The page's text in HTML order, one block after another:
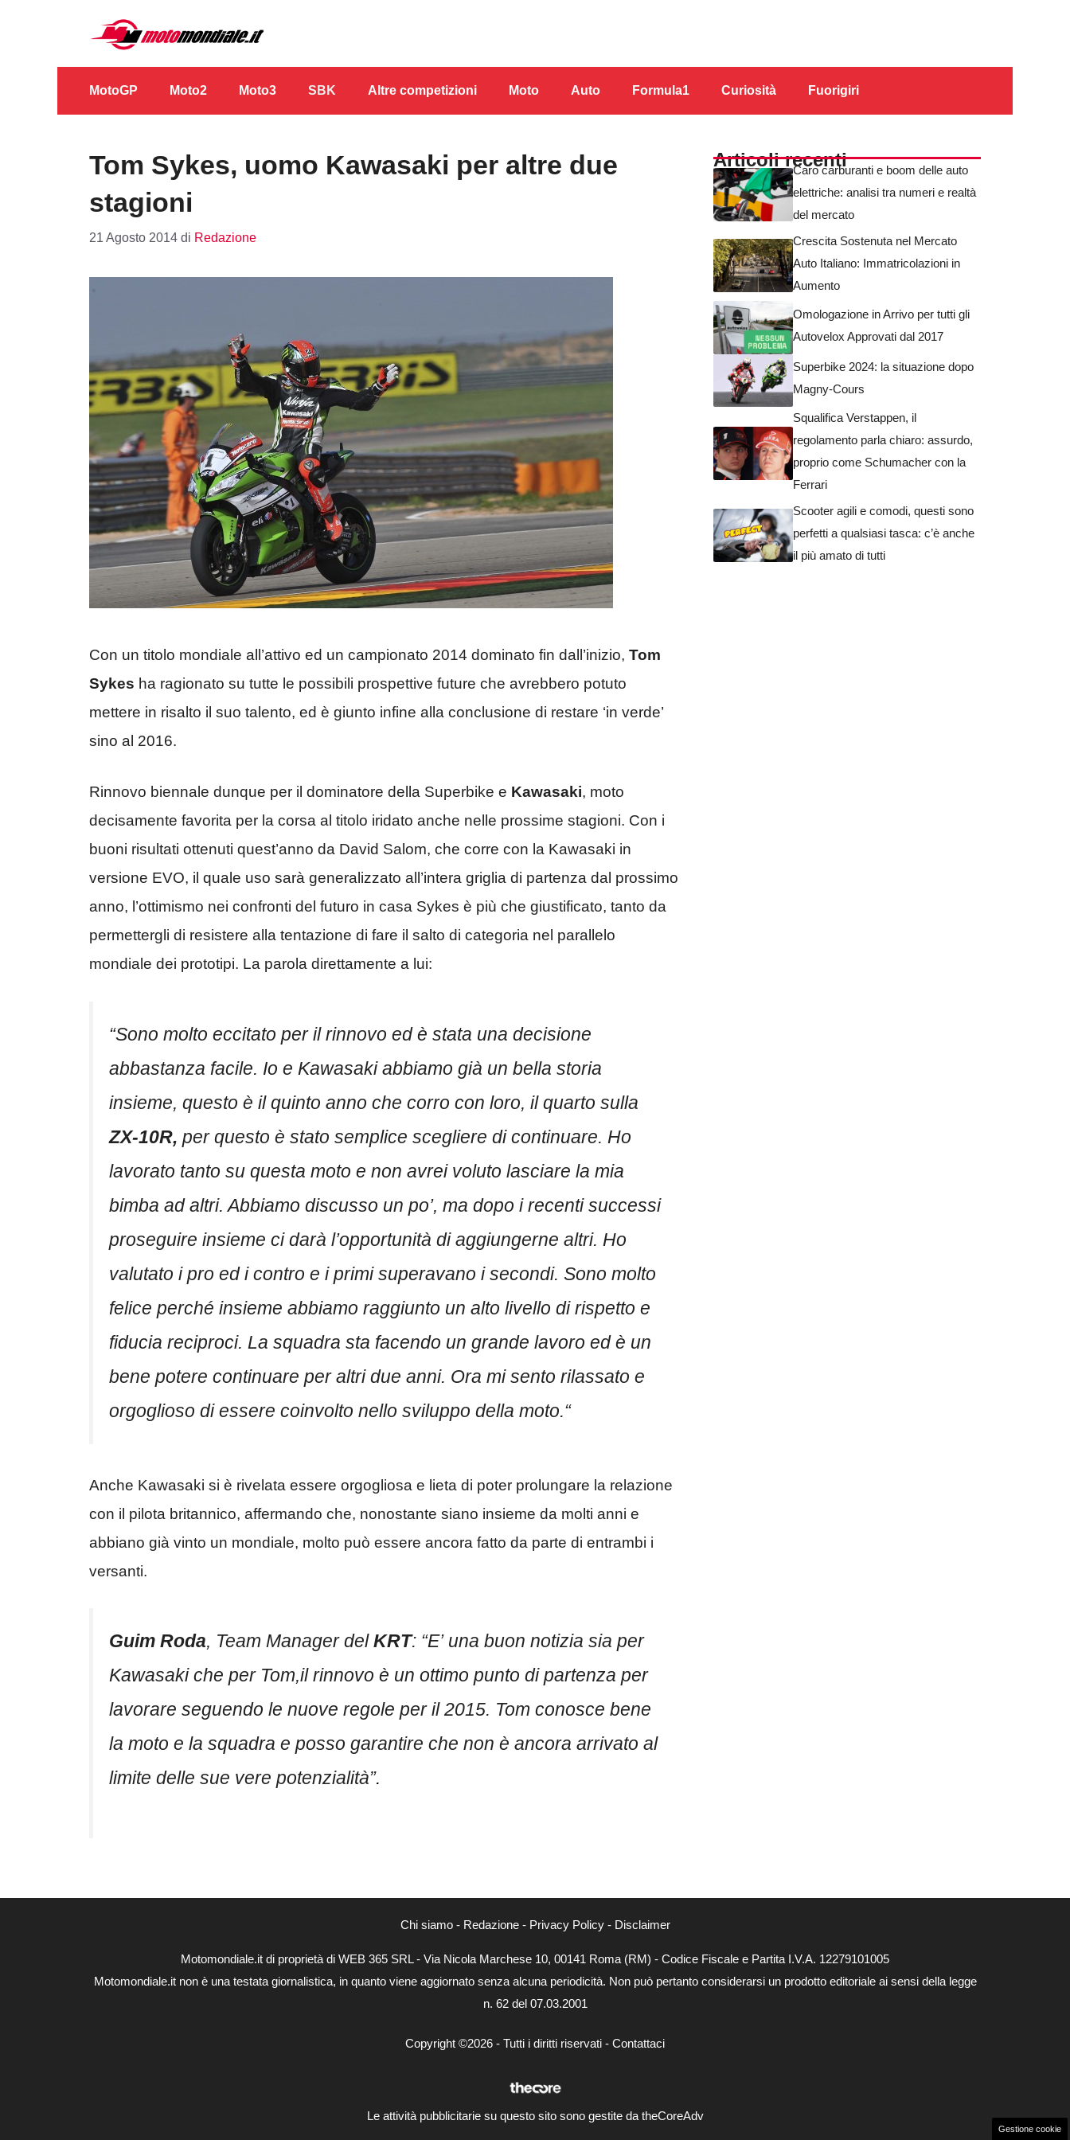
contenuto
MotoGP Moto2 Moto3 SBK Altre competizioni Moto Auto Formula1 Curiosità Fuorigiri
Tom Sykes, uomo Kawasaki per altre due
stagioni
21 Agosto 2014 di Redazione
Con un titolo mondiale all’attivo ed un campionato 2014 dominato fin dall’inizio, Tom
Sykes ha ragionato su tutte le possibili prospettive future che avrebbero potuto
mettere in risalto il suo talento, ed è giunto infine alla conclusione di restare ‘in verde’
sino al 2016.
Rinnovo biennale dunque per il dominatore della Superbike e Kawasaki, moto
decisamente favorita per la corsa al titolo iridato anche nelle prossime stagioni. Con i
buoni risultati ottenuti quest’anno da David Salom, che corre con la Kawasaki in
versione EVO, il quale uso sarà generalizzato all’intera griglia di partenza dal prossimo
anno, l’ottimismo nei confronti del futuro in casa Sykes è più che giustificato, tanto da
permettergli di resistere alla tentazione di fare il salto di categoria nel parallelo
mondiale dei prototipi. La parola direttamente a lui:
“Sono molto eccitato per il rinnovo ed è stata una decisione
abbastanza facile. Io e Kawasaki abbiamo già un bella storia
insieme, questo è il quinto anno che corro con loro, il quarto sulla
ZX-10R, per questo è stato semplice scegliere di continuare. Ho
lavorato tanto su questa moto e non avrei voluto lasciare la mia
bimba ad altri. Abbiamo discusso un po’, ma dopo i recenti successi
proseguire insieme ci darà l’opportunità di aggiungerne altri. Ho
valutato i pro ed i contro e i primi superavano i secondi. Sono molto
felice perché insieme abbiamo raggiunto un alto livello di rispetto e
fiducia reciproci. La squadra sta facendo un grande lavoro ed è un
bene potere continuare per altri due anni. Ora mi sento rilassato e
orgoglioso di essere coinvolto nello sviluppo della moto.“
Anche Kawasaki si è rivelata essere orgogliosa e lieta di poter prolungare la relazione
con il pilota britannico, affermando che, nonostante siano insieme da molti anni e
abbiano già vinto un mondiale, molto può essere ancora fatto da parte di entrambi i
versanti.
Guim Roda, Team Manager delKRT: “E’ una buon notizia sia per
Kawasaki che per Tom,il rinnovo è un ottimo punto di partenza per
lavorare seguendo le nuove regole per il 2015. Tom conosce bene
la moto e la squadra e posso garantire che non è ancora arrivato al
limite delle sue vere potenzialità”.
Articoli recentiCaro carburanti e boom delle auto
elettriche: analisi tra numeri e realtà
del mercato
Crescita Sostenuta nel Mercato
Auto Italiano: Immatricolazioni in
Aumento
Omologazione in Arrivo per tutti gli
Autovelox Approvati dal 2017
Superbike 2024: la situazione dopo
Magny-Cours
Squalifica Verstappen, il
regolamento parla chiaro: assurdo,
proprio come Schumacher con la
Ferrari
Scooter agili e comodi, questi sono
perfetti a qualsiasi tasca: c’è anche
il più amato di tutti
Chi siamo- Redazione- Privacy Policy- Disclaimer
Motomondiale.it di proprietà di WEB 365 SRL - Via Nicola Marchese 10, 00141 Roma (RM) - Codice Fiscale e Partita I.V.A. 12279101005
Motomondiale.it non è una testata giornalistica, in quanto viene aggiornato senza alcuna periodicità. Non può pertanto considerarsi un prodotto editoriale ai sensi della legge
n. 62 del 07.03.2001
Copyright ©2026 - Tutti i diritti riservati - Contattaci
Le attività pubblicitarie su questo sito sono gestite da theCoreAdv
Gestione cookie